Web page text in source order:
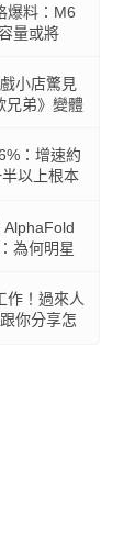
爆料：M6
量或將
小店驚見
兄弟》變體
：增速約
以上根本
AlphaFold
為何明星
作！過來人
你分享怎